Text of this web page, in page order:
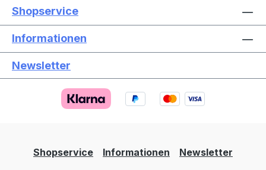
Shopservice
Informationen
Newsletter
Shopservice Informationen Newsletter
Text vergrößern
Farben invertieren Monochrom